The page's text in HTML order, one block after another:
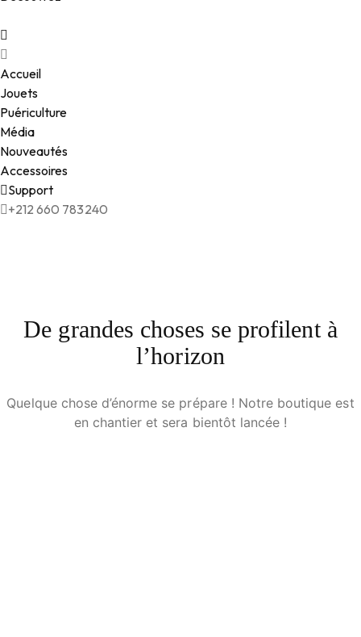
Accueil
Jouets
Puériculture
Média
Nouveautés
Accessoires
Support
+212 660 783240
De grandes choses se profilent à
l’horizon
Quelque chose d’énorme se prépare ! Notre boutique est
en chantier et sera bientôt lancée !